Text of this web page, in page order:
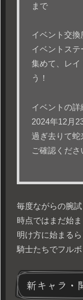
まで
イベント交換
イベントステ
集めて、レイ
う！
イベントの詳
2024年12月
過ぎ去りて蛇
ご確認くださ
毎度ながらの腕
時点ではまだ始ま
明け方に始まる
騎士たちでフル
新キャラ・